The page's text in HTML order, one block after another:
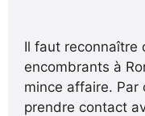
Il faut reconnaître
encombrants à
mince affaire. Par
prendre contact